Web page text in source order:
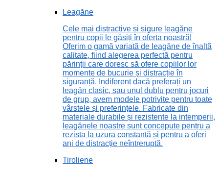
Leagăne
Cele mai distractive și sigure leagăne
pentru copii le găsiți în oferta noastră!
Oferim o gamă variată de leagăne de înaltă
calitate, fiind alegerea perfectă pentru
părinții care doresc să ofere copiilor lor
momente de bucurie și distracție în
siguranță. Indiferent dacă preferați un
leagăn clasic, sau unul dublu pentru jocuri
de grup, avem modele potrivite pentru toate
vârstele și preferințele. Fabricate din
materiale durabile și rezistente la intemperii,
leagănele noastre sunt concepute pentru a
rezista la uzura constantă și pentru a oferi
ani de distracție neîntreruptă.
Tiroliene